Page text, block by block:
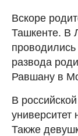
Вскоре
Ташкенте. В
развода
Равшану в
В
университет
Также